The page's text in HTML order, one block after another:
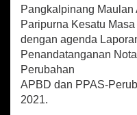
n
a
n
g
H
d
sA
p
p
o
o
l
Pangkalpinang
Paripurna Kesatu
dengan agenda
Penandatanganan
Perubahan
APBD dan PPAS-
2021.